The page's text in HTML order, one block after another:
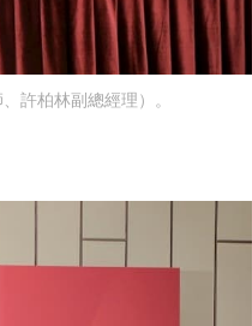
許柏林副總經理）。